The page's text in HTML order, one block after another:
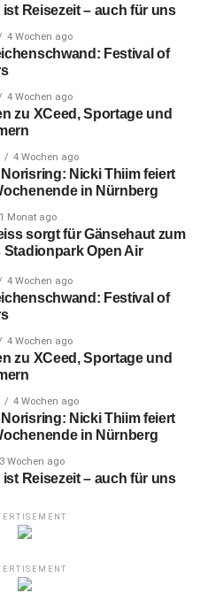
Reisezeit – auch für uns
4 Wochen ago
Festival of
4 Wochen ago
zu XCeed, Sportage und
4 Wochen ago
Nicki Thiim feiert
in Nürnberg
1 Monat ago
sorgt für Gänsehaut zum
Stadionpark Open Air
4 Wochen ago
Festival of
4 Wochen ago
zu XCeed, Sportage und
4 Wochen ago
Nicki Thiim feiert
in Nürnberg
3 Wochen ago
Reisezeit – auch für uns